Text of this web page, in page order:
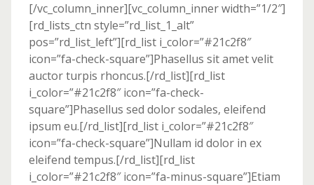
[/vc_column_inner][vc_column_inner width=”1/2″]
[rd_lists_ctn style=”rd_list_1_alt”
pos=”rd_list_left”][rd_list i_color=”#21c2f8″
icon=”fa-check-square”]Phasellus sit amet velit
auctor turpis rhoncus.[/rd_list][rd_list
i_color=”#21c2f8″ icon=”fa-check-
square”]Phasellus sed dolor sodales, eleifend
ipsum eu.[/rd_list][rd_list i_color=”#21c2f8″
icon=”fa-check-square”]Nullam id dolor in ex
eleifend tempus.[/rd_list][rd_list
i_color=”#21c2f8″ icon=”fa-minus-square”]Etiam